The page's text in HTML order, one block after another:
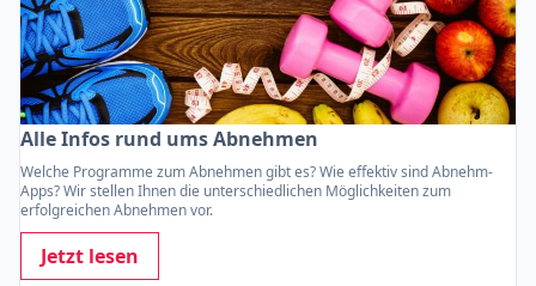
Alle Infos rund ums Abnehmen
Welche Programme zum Abnehmen gibt es? Wie effektiv sind Abnehm-
Apps? Wir stellen Ihnen die unterschiedlichen Möglichkeiten zum
erfolgreichen Abnehmen vor.
Jetzt lesen